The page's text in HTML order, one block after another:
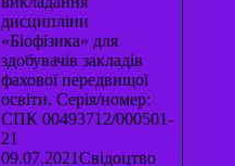
дисципліни
«Біофізика» для
здобувачів закладів
фахової передвищої
освіти. Серія/номер:
СПК 00493712/000501-
21
09.07.2021Свідоцтво